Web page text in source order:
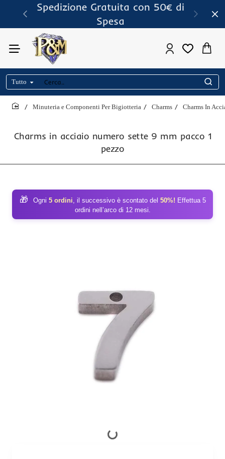
Spedizione Gratuita con 50€ di
Spesa
Tutto
Cerca..
Charms in acciaio numero sette 9 mm pacco 1
pezzo
Minuteria e Componenti Per Bigiotteria Charms Charms In
🎁 Ogni 5 ordini, il successivo è scontato del 50%! Effettua 5
ordini nell’arco di 12 mesi.